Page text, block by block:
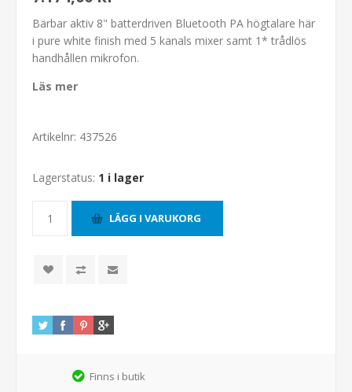
Bärbar aktiv 8" batterdriven Bluetooth PA högtalare här
i pure white finish med 5 kanals mixer samt 1* trådlös
handhållen mikrofon.
Läs mer
Artikelnr: 437526
Lagerstatus: 1 i lager
Finns i butik